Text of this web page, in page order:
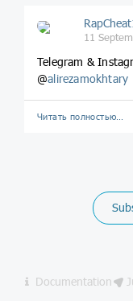
11
Telegram &
@alirezamokhtary
Читать полностью…
Documentation